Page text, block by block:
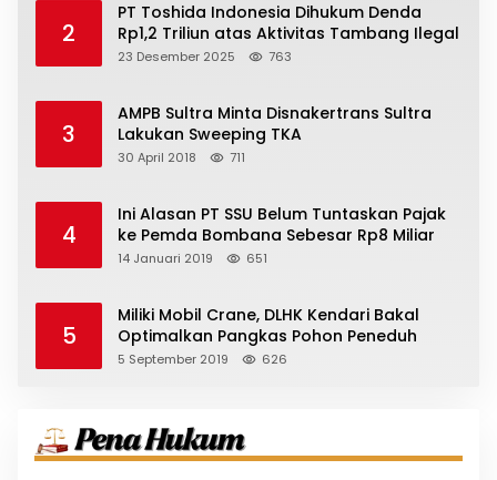
2
PT Toshida Indonesia Dihukum Denda
Rp1,2 Triliun atas Aktivitas Tambang Ilegal
23 Desember 2025 763
3
AMPB Sultra Minta Disnakertrans Sultra
Lakukan Sweeping TKA
30 April 2018 711
4
Ini Alasan PT SSU Belum Tuntaskan Pajak
ke Pemda Bombana Sebesar Rp8 Miliar
14 Januari 2019 651
5
Miliki Mobil Crane, DLHK Kendari Bakal
Optimalkan Pangkas Pohon Peneduh
5 September 2019 626